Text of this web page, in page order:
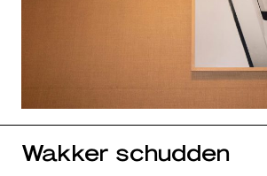
Wakker schudden